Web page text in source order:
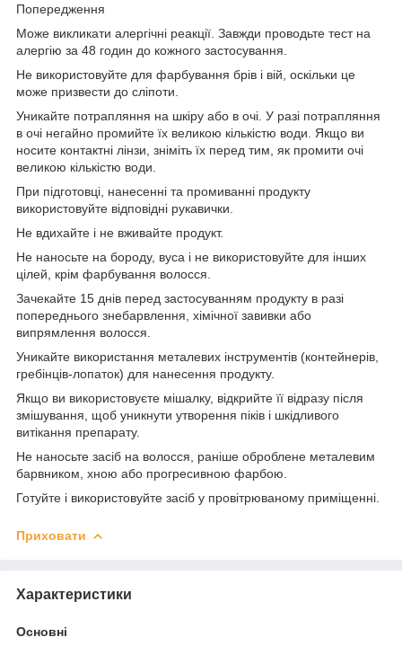
Попередження
Може викликати алергічні реакції. Завжди проводьте тест на
алергію за 48 годин до кожного застосування.
Не використовуйте для фарбування брів і вій, оскільки це
може призвести до сліпоти.
Уникайте потрапляння на шкіру або в очі. У разі потрапляння
в очі негайно промийте їх великою кількістю води. Якщо ви
носите контактні лінзи, зніміть їх перед тим, як промити очі
великою кількістю води.
При підготовці, нанесенні та промиванні продукту
використовуйте відповідні рукавички.
Не вдихайте і не вживайте продукт.
Не наносьте на бороду, вуса і не використовуйте для інших
цілей, крім фарбування волосся.
Зачекайте 15 днів перед застосуванням продукту в разі
попереднього знебарвлення, хімічної завивки або
випрямлення волосся.
Уникайте використання металевих інструментів (контейнерів,
гребінців-лопаток) для нанесення продукту.
Якщо ви використовуєте мішалку, відкрийте її відразу після
змішування, щоб уникнути утворення піків і шкідливого
витікання препарату.
Не наносьте засіб на волосся, раніше оброблене металевим
барвником, хною або прогресивною фарбою.
Готуйте і використовуйте засіб у провітрюваному приміщенні.
Приховати
Характеристики
Основні